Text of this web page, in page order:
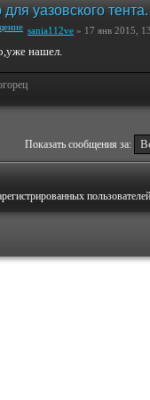
уазовского тента.
sania112ve » 17 янв 2015,
нашел.
Показать сообщения за: